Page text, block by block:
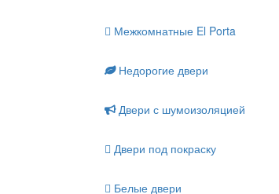
Межкомнатные El Porta
Недорогие двери
Двери с шумоизоляцией
Двери под покраску
Белые двери